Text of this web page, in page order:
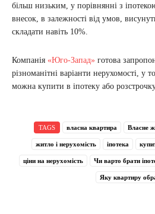
більш низьким, у порівнянні з
внесок, в залежності від умов,
складати навіть 10%.
Компанія «Юго-Запад» готова
різноманітні варіанти нерухомості, у
можна купити в іпотеку або
TAGS власна квартира Власне
житло і нерухомість іпотека
ціни на нерухомість Чи варто брати
Яку квартиру